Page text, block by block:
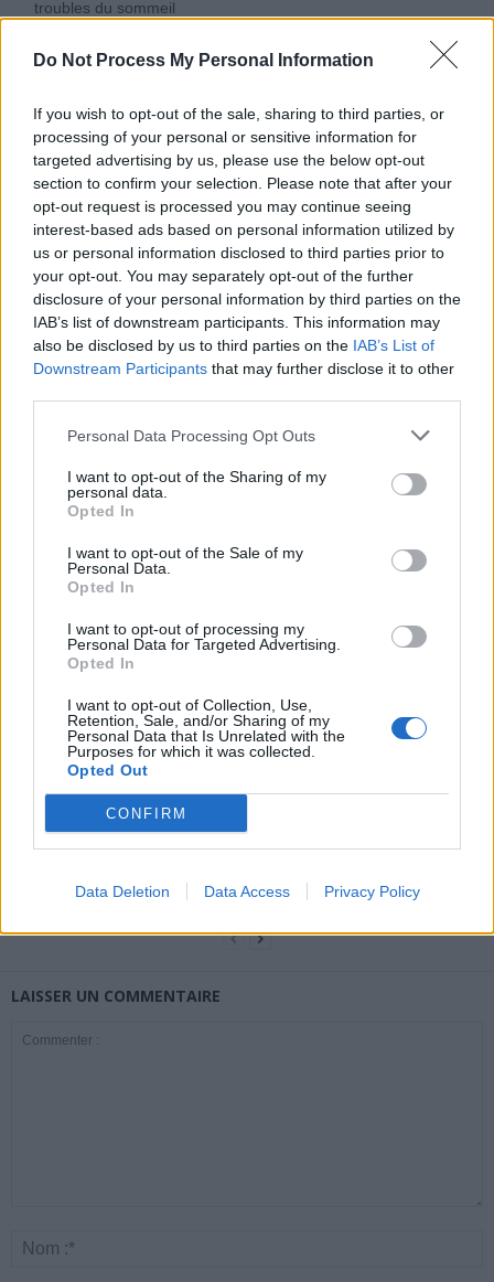
Do Not Process My Personal Information
If you wish to opt-out of the sale, sharing to third parties, or
processing of your personal or sensitive information for
targeted advertising by us, please use the below opt-out
section to confirm your selection. Please note that after your
opt-out request is processed you may continue seeing
interest-based ads based on personal information utilized by
us or personal information disclosed to third parties prior to
your opt-out. You may separately opt-out of the further
disclosure of your personal information by third parties on the
IAB’s list of downstream participants. This information may
also be disclosed by us to third parties on the IAB’s List of
Downstream Participants that may further disclose it to other
Personal Data Processing Opt Outs
I want to opt-out of the Sharing of my
personal data.
Opted In
I want to opt-out of the Sale of my
Personal Data.
Opted In
I want to opt-out of processing my
Personal Data for Targeted Advertising.
Opted In
I want to opt-out of Collection, Use,
Retention, Sale, and/or Sharing of my
Personal Data that Is Unrelated with the
Purposes for which it was collected.
Opted Out
CONFIRM
Data Deletion Data Access Privacy Policy
troubles du sommeil
Les examens plus approfondis, comme l’électrocardiogramme, le
peuvent être envisagés au cas par cas. Ils ne font pas partie du
bilan minimum systématique à 40 ans. Le cardiologue insiste : «
Vous êtes votre meilleure défense. Si vous avez des symptômes
persistants, une évaluation approfondie est nécessaire, il ne faut
pas les minimiser
: comment les reconnaître
beau rêve ou risqué pour
news
ARTICLES CONNEXES PLUS DE L'AUTEUR
cardiologues pour
éviter le danger
lunettes de sécurité
combattre le cancer
buccal
LAISSER UN COMMENTAIRE